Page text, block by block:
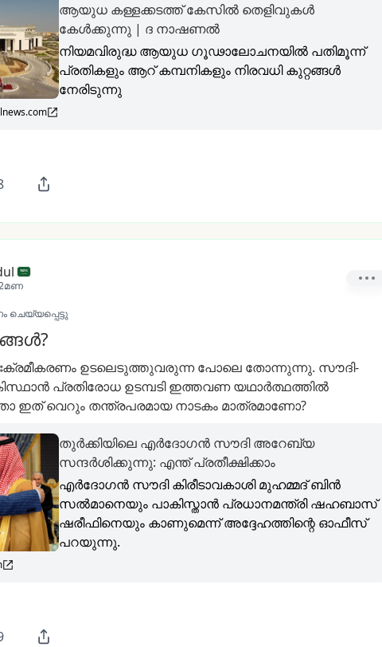
ആയുധ കള്ളക്കടത്ത് കേസിൽ തെളിവുകൾ
കേൾക്കുന്നു | ദ നാഷണൽ
നിയമവിരുദ്ധ ആയുധ ഗൂഢാലോചനയിൽ പതിമൂന്ന്
പ്രതികളും ആറ് കമ്പനികളും നിരവധി കുറ്റങ്ങൾ
നേരിടുന്നു
ചെയ്യപ്പെട്ടു
ഉടലെടുത്തുവരുന്ന പോലെ തോന്നുന്നു. സൗദി-
പ്രതിരോധ ഉടമ്പടി ഇത്തവണ യഥാർത്ഥത്തിൽ
ഇത് വെറും തന്ത്രപരമായ നാടകം മാത്രമാണോ?
തുർക്കിയിലെ എർദോഗൻ സൗദി അറേബ്യ
സന്ദർശിക്കുന്നു: എന്ത് പ്രതീക്ഷിക്കാം
എർദോഗൻ സൗദി കിരീടാവകാശി മുഹമ്മദ് ബിൻ
സൽമാനെയും പാകിസ്താൻ പ്രധാനമന്ത്രി ഷഹബാസ്
ഷരീഫിനെയും കാണുമെന്ന് അദ്ദേഹത്തിന്റെ ഓഫീസ്
പറയുന്നു.